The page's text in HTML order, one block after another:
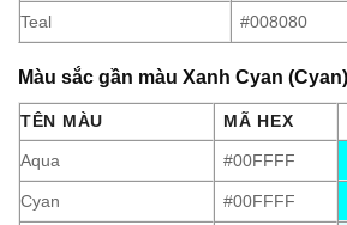
Teal #008080
Màu sắc gần màu Xanh Cyan (Cyan)
TÊN MÀU MÃ HEX
Aqua #00FFFF
Cyan #00FFFF